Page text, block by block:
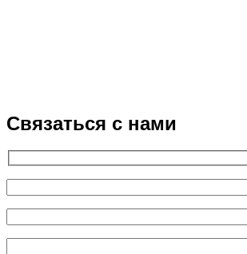
Связаться с нами